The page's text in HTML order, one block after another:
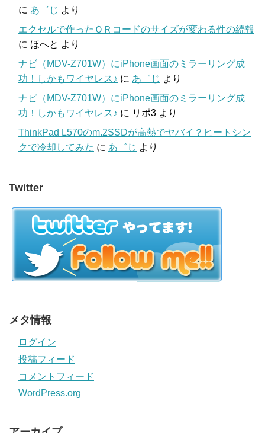
に あ゛じ より
エクセルで作ったＱＲコードのサイズが変わる件の続報
に ほへと より
ナビ（MDV-Z701W）にiPhone画面のミラーリング成
功！しかもワイヤレス♪ に あ゛じ より
ナビ（MDV-Z701W）にiPhone画面のミラーリング成
功！しかもワイヤレス♪ に リポ3 より
ThinkPad L570のm.2SSDが高熱でヤバイ？ヒートシン
クで冷却してみた に あ゛じ より
Twitter
メタ情報
ログイン
投稿フィード
コメントフィード
WordPress.org